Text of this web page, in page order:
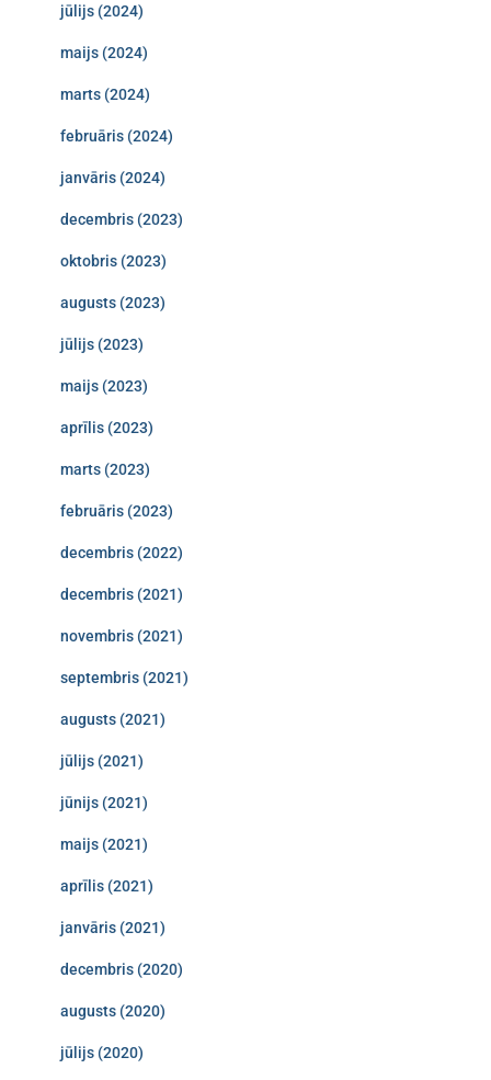
jūlijs (2024)
maijs (2024)
marts (2024)
februāris (2024)
janvāris (2024)
decembris (2023)
oktobris (2023)
augusts (2023)
jūlijs (2023)
maijs (2023)
aprīlis (2023)
marts (2023)
februāris (2023)
decembris (2022)
decembris (2021)
novembris (2021)
septembris (2021)
augusts (2021)
jūlijs (2021)
jūnijs (2021)
maijs (2021)
aprīlis (2021)
janvāris (2021)
decembris (2020)
augusts (2020)
jūlijs (2020)